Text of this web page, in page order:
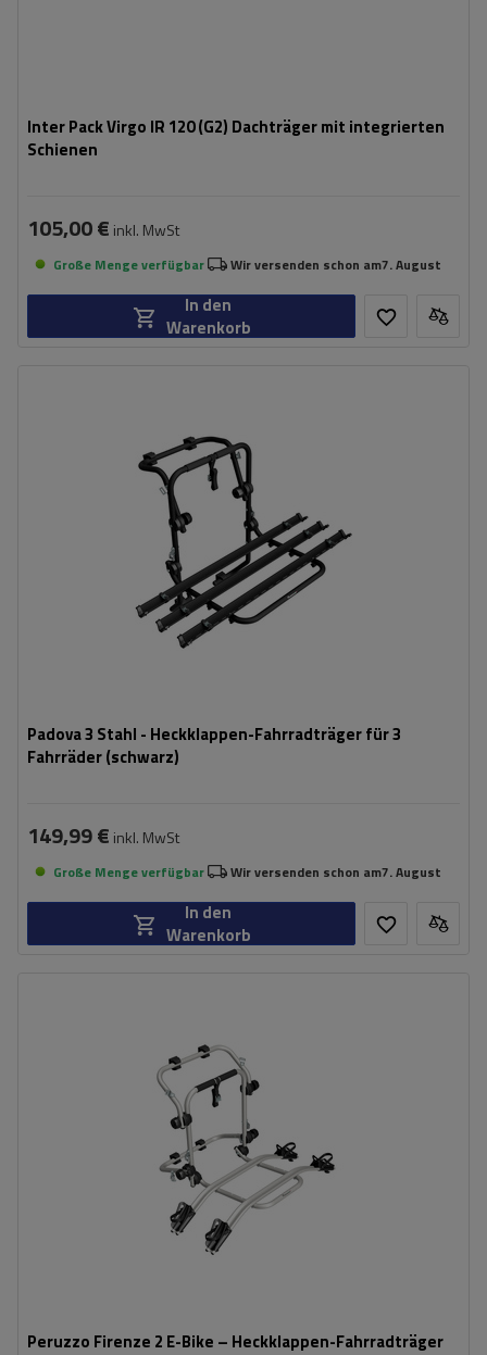
Inter Pack Virgo IR 120 (G2) Dachträger mit integrierten
Schienen
105,00 € inkl. MwSt
Große Menge verfügbar Wir versenden schon am7. August
In den
Warenkorb
Padova 3 Stahl - Heckklappen-Fahrradträger für 3
Fahrräder (schwarz)
universelles Montagesystem
kompatibel mit allen Karosseriearten
149,99 € inkl. MwSt
Große Menge verfügbar Wir versenden schon am7. August
In den
Warenkorb
Peruzzo Firenze 2 E-Bike – Heckklappen-Fahrradträger
45 kg
kompatibel mit Elektrofahrrädern
Aluminiumkonstruktion